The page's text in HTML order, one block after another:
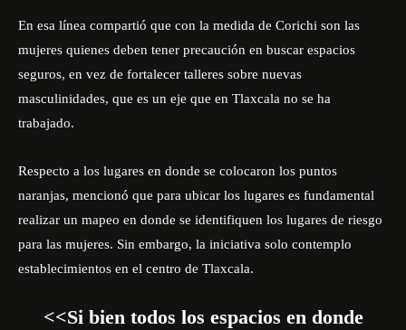
En esa línea compartió que con la medida de Corichi son las
mujeres quienes deben tener precaución en buscar espacios
seguros, en vez de fortalecer talleres sobre nuevas
masculinidades, que es un eje que en Tlaxcala no se ha
trabajado.
Respecto a los lugares en donde se colocaron los puntos
naranjas, mencionó que para ubicar los lugares es fundamental
realizar un mapeo en donde se identifiquen los lugares de riesgo
para las mujeres. Sin embargo, la iniciativa solo contemplo
establecimientos en el centro de Tlaxcala.
<<Si bien todos los espacios en donde